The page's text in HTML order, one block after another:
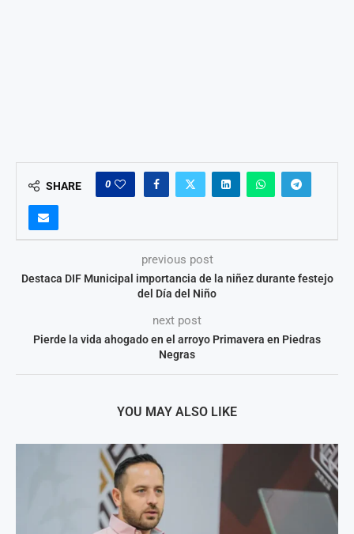
SHARE 0
previous post
Destaca DIF Municipal importancia de la niñez durante festejo
del Día del Niño
next post
Pierde la vida ahogado en el arroyo Primavera en Piedras
Negras
YOU MAY ALSO LIKE